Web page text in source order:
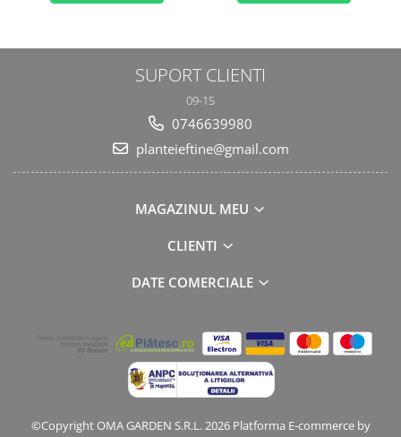
SUPORT CLIENTI
09-15
0746639980
planteieftine@gmail.com
MAGAZINUL MEU
CLIENTI
DATE COMERCIALE
©Copyright OMA GARDEN S.R.L. 2026 Platforma E-commerce by